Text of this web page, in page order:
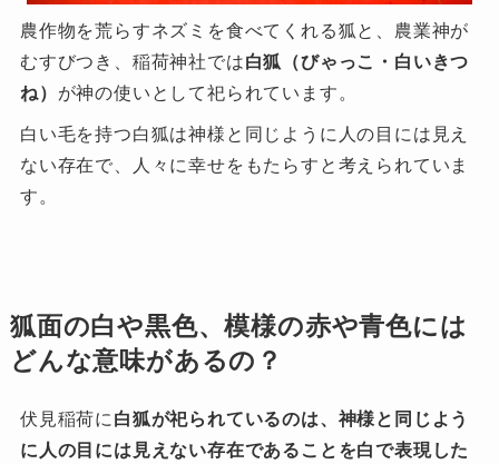
農作物を荒らすネズミを食べてくれる狐と、農業神が
むすびつき、稲荷神社では白狐（びゃっこ・白いきつ
ね） が神の使いとして祀られています。
白い毛を持つ白狐は神様と同じように人の目には見え
ない存在で、人々に幸せをもたらすと考えられていま
す。
狐面の白や黒色、模様の赤や青色には
どんな意味があるの？
伏見稲荷に 白狐が祀られているのは、神様と同じよう
に人の目には見えない存在であることを白で表現した